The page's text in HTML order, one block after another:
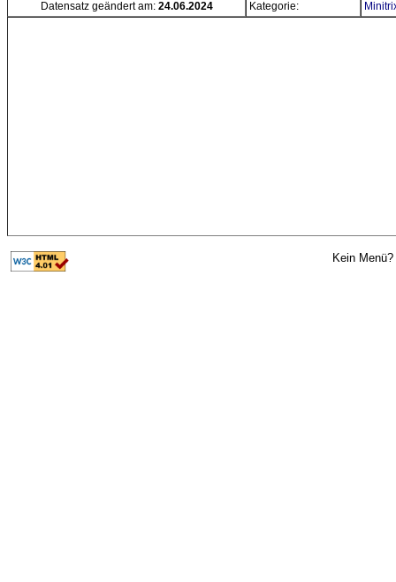
Datensatz geändert am: 24.06.2024 Kategorie:
Kein